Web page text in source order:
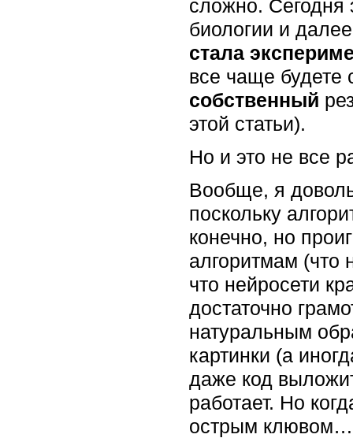
сложно. Сегодня
биологии и
стала
все чаще будете
собственный
этой статьи).
Но и это не все
Вообще, я
поскольку
конечно, но
алгоритмам (что
что нейросети
достаточно
натуральным
картинки (а
даже код
работает. Но
острым клювом…